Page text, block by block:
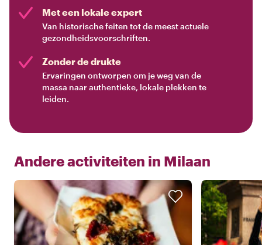
Met een lokale expert
Van historische feiten tot de meest actuele
gezondheidsvoorschriften.
Zonder de drukte
Ervaringen ontworpen om je weg van de
massa naar authentieke, lokale plekken te
leiden.
Andere activiteiten in Milaan